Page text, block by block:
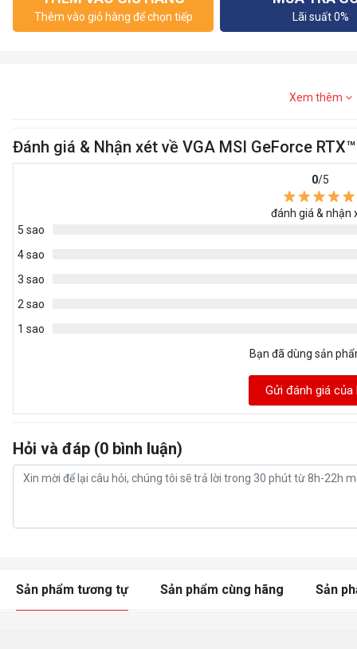
Thêm vào giỏ hàng để chọn tiếp Lãi suất 0%
Xem thêm
Đánh giá & Nhận xét về VGA MSI GeForce
0/5
đánh giá & nhận
5 sao
4 sao
3 sao
2 sao
1 sao
Bạn đã dùng sản
Gửi đánh giá của
Hỏi và đáp (0 bình luận)
Sản phẩm tương tự Sản phẩm cùng hãng Sản